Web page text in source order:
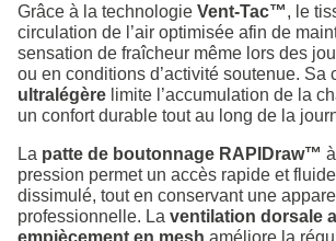
Grâce à la technologie Vent-Tac™, le
circulation de l’air optimisée afin de
sensation de fraîcheur même lors des
ou en conditions d’activité soutenue. Sa
ultralégère limite l’accumulation de la
un confort durable tout au long de la
La patte de boutonnage RAPIDraw™
pression permet un accès rapide et
dissimulé, tout en conservant une
professionnelle. La ventilation dorsale
empiècement en mesh améliore la